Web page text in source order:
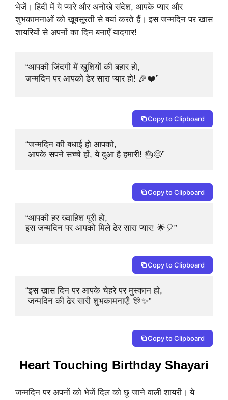
भेजें। हिंदी में ये प्यारे और अनोखे संदेश, आपके प्यार और
शुभकामनाओं को खूबसूरती से बयां करते हैं। इस जन्मदिन पर खास
शायरियों से अपनों का दिन बनाएँ यादगार!
“आपकी जिंदगी में खुशियों की बहार हो,
जन्मदिन पर आपको ढेर सारा प्यार हो! 🎉❤️”
Copy to Clipboard
“जन्मदिन की बधाई हो आपको,
आपके सपने सच्चे हों, ये दुआ है हमारी! 🎂😊”
Copy to Clipboard
“आपकी हर ख्वाहिश पूरी हो,
इस जन्मदिन पर आपको मिले ढेर सारा प्यार! 🌟🎈”
Copy to Clipboard
“इस खास दिन पर आपके चेहरे पर मुस्कान हो,
जन्मदिन की ढेर सारी शुभकामनाएँ! 🎊✨”
Copy to Clipboard
Heart Touching Birthday Shayari
जन्मदिन पर अपनों को भेजें दिल को छू जाने वाली शायरी। ये